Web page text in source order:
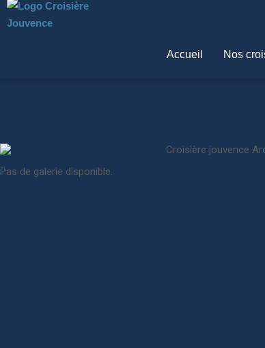
Accueil Nos
Pas de galerie disponible.